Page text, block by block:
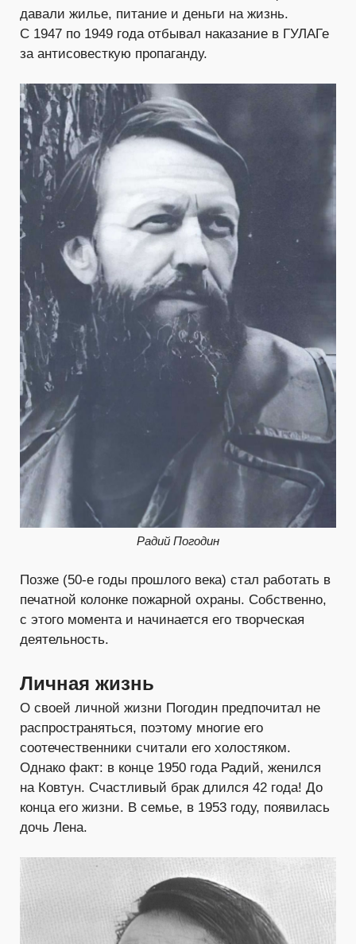
давали жилье, питание и деньги на жизнь.
С 1947 по 1949 года отбывал наказание в ГУЛАГе
за антисовесткую пропаганду.
Радий Погодин
Позже (50-е годы прошлого века) стал работать в
печатной колонке пожарной охраны. Собственно,
с этого момента и начинается его творческая
деятельность.
Личная жизнь
О своей личной жизни Погодин предпочитал не
распространяться, поэтому многие его
соотечественники считали его холостяком.
Однако факт: в конце 1950 года Радий, женился
на Ковтун. Счастливый брак длился 42 года! До
конца его жизни. В семье, в 1953 году, появилась
дочь Лена.